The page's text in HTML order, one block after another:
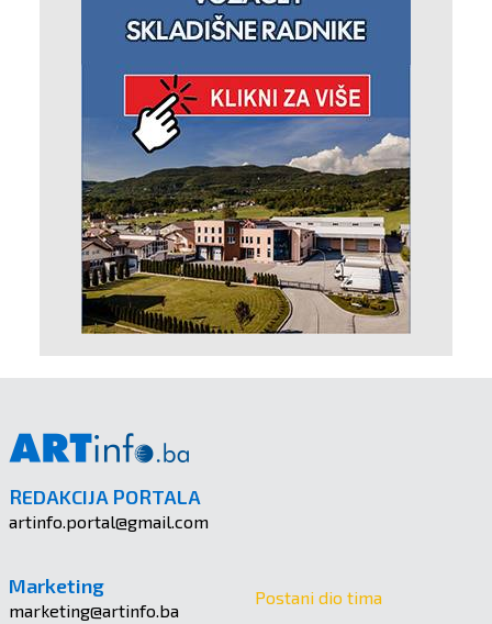
REDAKCIJA PORTALA
artinfo.portal@gmail.com
Marketing
marketing@artinfo.ba
Postani dio tima